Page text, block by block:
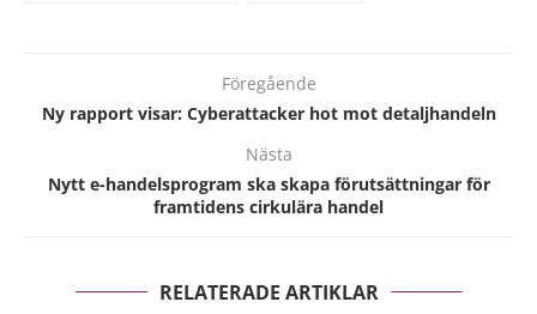
Föregående
Ny rapport visar: Cyberattacker hot mot detaljhandeln
Nästa
Nytt e-handelsprogram ska skapa förutsättningar för
framtidens cirkulära handel
RELATERADE ARTIKLAR